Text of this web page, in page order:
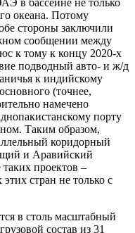
океана. Потому
стороны заключили
сообщении между
к тому к концу 2020-х
подводный авто- и ж/д
к индийскому
(точнее,
намечено
порту
Таким образом,
коридорный
и Аравийский
проектов –
стран не только с
в столь масштабный
состав из 31